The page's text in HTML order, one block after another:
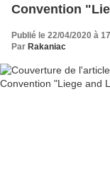
Convention
Publié le 22/04/2020 à
Par Rakaniac